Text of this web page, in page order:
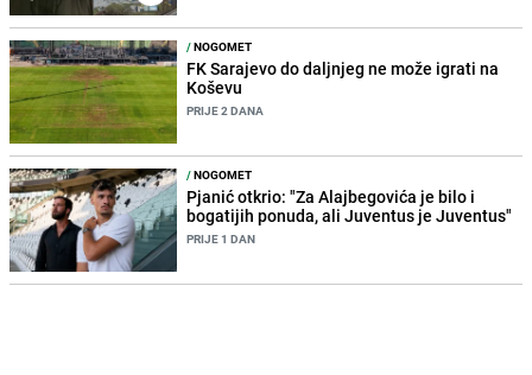
/NOGOMET
FK Sarajevo do daljnjeg ne može igrati na
Koševu
PRIJE 2 DANA
/NOGOMET
Pjanić otkrio: "Za Alajbegovića je bilo i
bogatijih ponuda, ali Juventus je Juventus"
PRIJE 1 DAN